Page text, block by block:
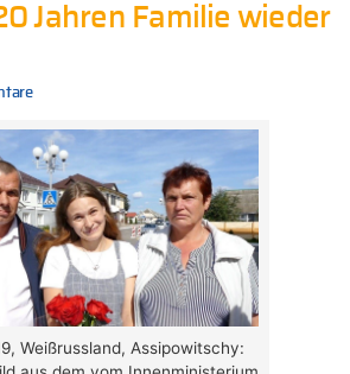
Jahren Familie wieder
Weißrussland, Assipowitschy: